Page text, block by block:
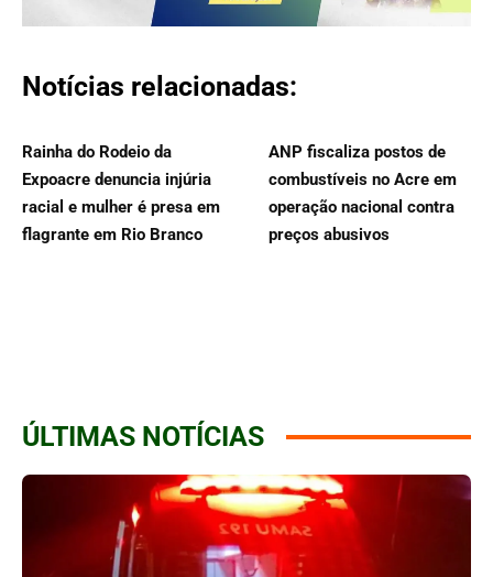
Notícias relacionadas:
Rainha do Rodeio da
Expoacre denuncia injúria
racial e mulher é presa em
flagrante em Rio Branco
ANP fiscaliza postos de
combustíveis no Acre em
operação nacional contra
preços abusivos
ÚLTIMAS NOTÍCIAS